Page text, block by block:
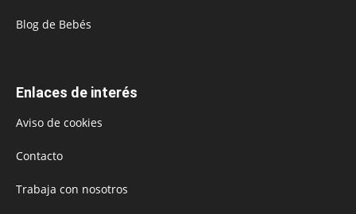
Blog de Bebés
Enlaces de interés
Aviso de cookies
Contacto
Trabaja con nosotros